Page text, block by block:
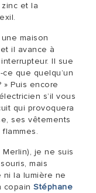
et la
maison
il avance à
Il sue
que quelqu’un
» Puis encore
s’il vous
qui provoquera
ses vêtements
Merlin), je ne suis
mais
ni la lumière ne
copain Stéphane